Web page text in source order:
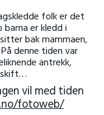
folk er det
er kledd i
bak mammaen,
denne tiden var
antrekk,
vil med tiden
fotoweb/